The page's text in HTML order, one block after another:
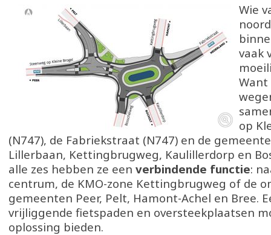
Wie
vaak
op
(N747), de Fabriekstraat (N747) en de
Lillerbaan, Kettingbrugweg, Kaulillerdorp en
alle zes hebben ze een verbindende functie:
centrum, de KMO-zone Kettingbrugweg of de
gemeenten Peer, Pelt, Hamont-Achel en Bree.
vrijliggende fietspaden en oversteekplaatsen
oplossing bieden.